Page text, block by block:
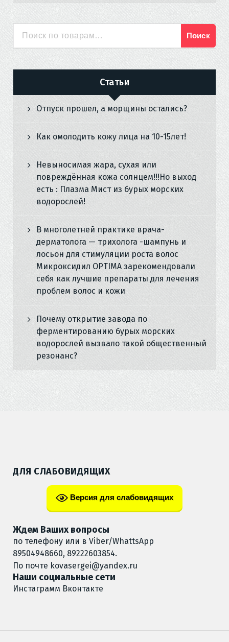
Поиск
Статьи
Отпуск прошел, а морщины остались?
Как омолодить кожу лица на 10-15лет!
Невыносимая жара, сухая или
повреждённая кожа солнцем!!!Но выход
есть : Плазма Мист из бурых морских
водорослей!
В многолетней практике врача-
дерматолога — трихолога -шампунь и
лосьон для стимуляции роста волос
Микроксидил OPTIMA зарекомендовали
себя как лучшие препараты для лечения
проблем волос и кожи
Почему открытие завода по
ферментированию бурых морских
водорослей вызвало такой общественный
резонанс?
ДЛЯ СЛАБОВИДЯЩИХ
Версия для слабовидящих
Ждем Ваших вопросы
по телефону или в Viber/WhattsApp
89504948660, 89222603854.
По почте kovasergei@yandex.ru
Наши социальные сети
Инстаграмм Вконтакте